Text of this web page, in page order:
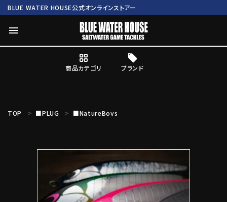
BLUE WATER HOUSE公式オンラインストアー
menu
商品カテゴリ ブランド
商品カテゴリ
TOP ■PLUG ■NatureBoys